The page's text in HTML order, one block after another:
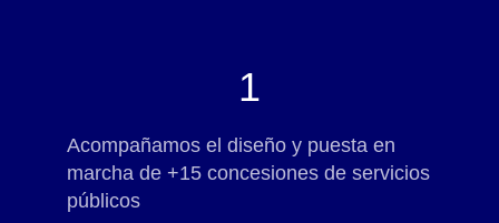
Acompañamos el diseño y puesta en
marcha de +15 concesiones de servicios
públicos
1